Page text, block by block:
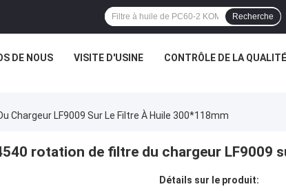
Recherche
DE NOUS VISITE D'USINE CONTRÔLE DE LA QUALITÉ
Chargeur LF9009 Sur Le Filtre À Huile 300*118mm
rotation de filtre du chargeur LF9009
Détails sur le produit: